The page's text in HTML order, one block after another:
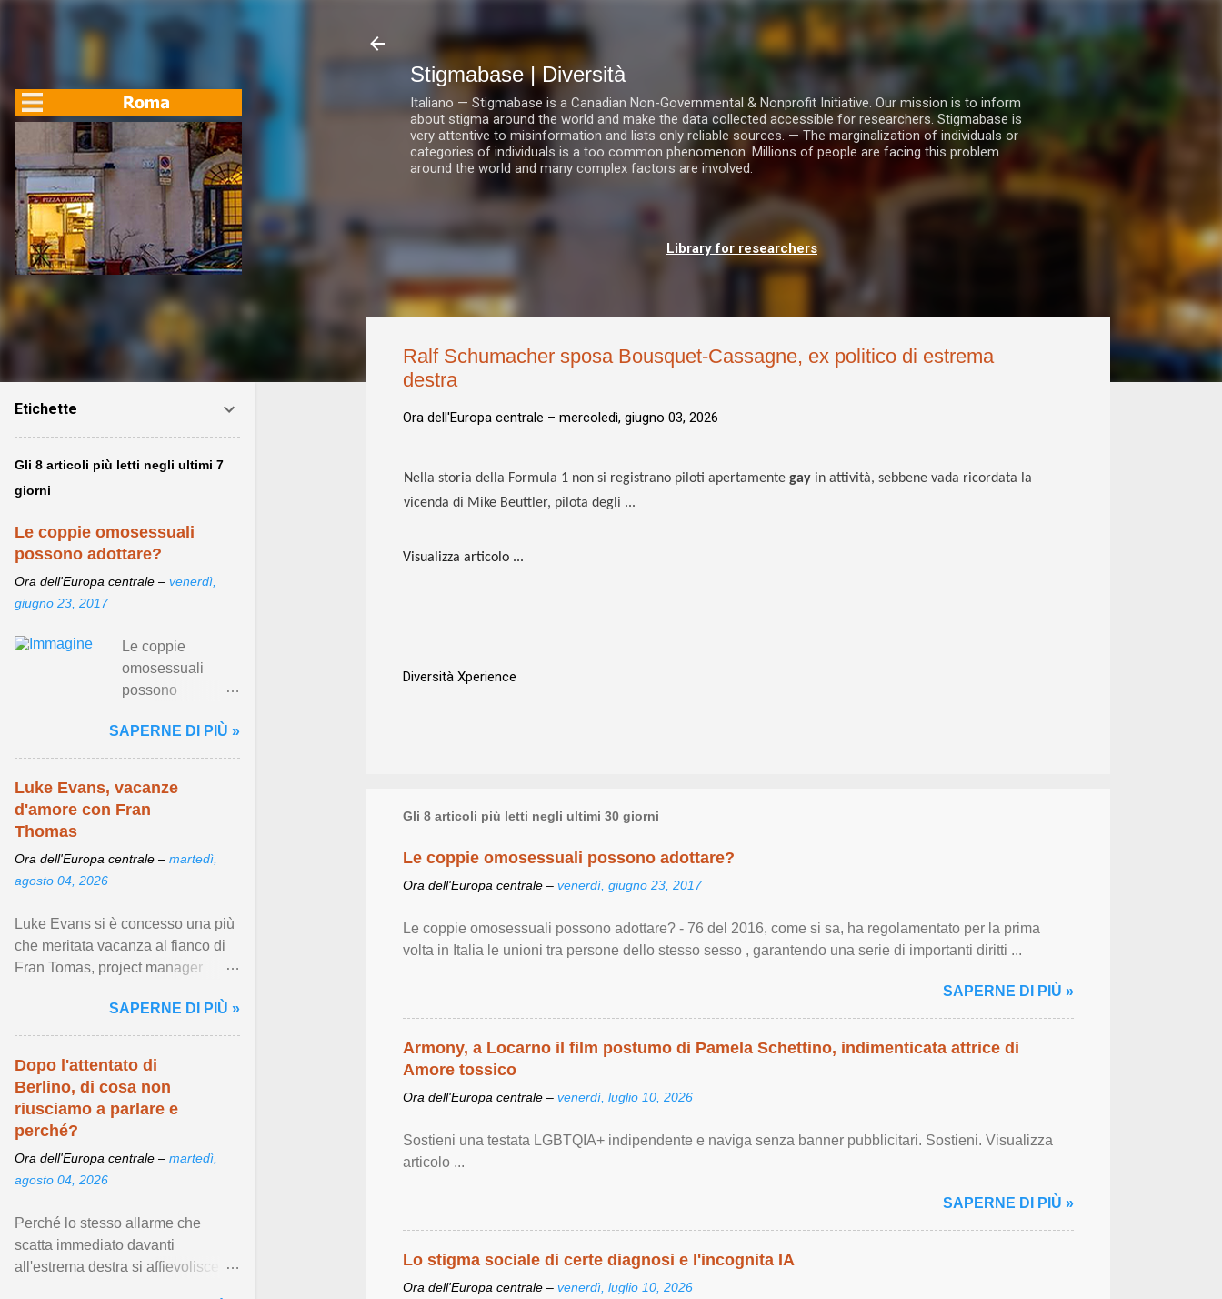
Passa ai contenuti principali
Stigmabase | Diversità
Italiano — Stigmabase is a Canadian Non-Governmental & Nonprofit Initiative. Our mission is to inform
about stigma around the world and make the data collected accessible for researchers. Stigmabase is
very attentive to misinformation and lists only reliable sources. — The marginalization of individuals or
categories of individuals is a too common phenomenon. Millions of people are facing this problem
around the world and many complex factors are involved.
Library for researchers
Ralf Schumacher sposa Bousquet-Cassagne, ex politico di estrema
destra
Ora dell'Europa centrale – mercoledì, giugno 03, 2026
Nella storia della Formula 1 non si registrano piloti apertamente gay in attività, sebbene vada ricordata la
vicenda di Mike Beuttler, pilota degli ...
Visualizza articolo ...
Diversità Xperience
Gli 8 articoli più letti negli ultimi 30 giorni
Le coppie omosessuali possono adottare?
Ora dell'Europa centrale – venerdì, giugno 23, 2017
Le coppie omosessuali possono adottare? - 76 del 2016, come si sa, ha regolamentato per la prima
volta in Italia le unioni tra persone dello stesso sesso , garantendo una serie di importanti diritti ...
SAPERNE DI PIÙ »
Armony, a Locarno il film postumo di Pamela Schettino, indimenticata attrice di
Amore tossico
Ora dell'Europa centrale – venerdì, luglio 10, 2026
Sostieni una testata LGBTQIA+ indipendente e naviga senza banner pubblicitari. Sostieni. Visualizza
articolo ...
SAPERNE DI PIÙ »
Lo stigma sociale di certe diagnosi e l'incognita IA
Ora dell'Europa centrale – venerdì, luglio 10, 2026
Etichette
Gli 8 articoli più letti negli ultimi 7
giorni
Le coppie omosessuali
possono adottare?
Ora dell'Europa centrale – venerdì,
giugno 23, 2017
Le coppie
omosessuali
possono
2016, come si sa,
ha regolamentato
garantendo una
SAPERNE DI PIÙ »
Luke Evans, vacanze
d'amore con Fran
Thomas
Ora dell'Europa centrale – martedì,
agosto 04, 2026
Luke Evans si è concesso una più
che meritata vacanza al fianco di
Fran Tomas, project manager
coppia dal 2021. Visualizza
articolo ...
SAPERNE DI PIÙ »
Dopo l'attentato di
Berlino, di cosa non
riusciamo a parlare e
perché?
Ora dell'Europa centrale – martedì,
agosto 04, 2026
Perché lo stesso allarme che
scatta immediato davanti
all'estrema destra si affievolisce